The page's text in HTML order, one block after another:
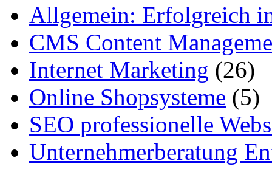
Allgemein: Erfolgreich
CMS Content
Internet Marketing (26)
Online Shopsysteme (5)
SEO professionelle
Unternehmerberatung